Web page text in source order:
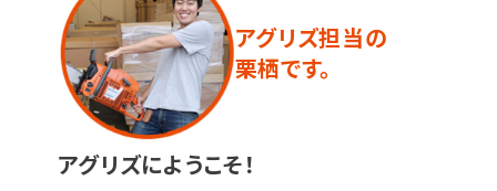
アグリズ担当の
栗栖です。
アグリズにようこそ！